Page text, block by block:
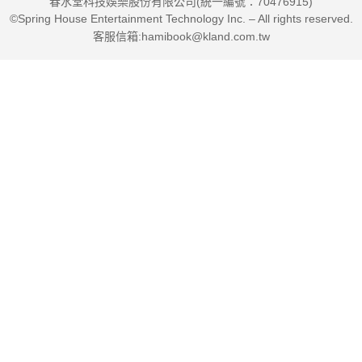
©Spring House Entertainment Technology Inc. – All rights reserved.
客服信箱:hamibook@kland.com.tw